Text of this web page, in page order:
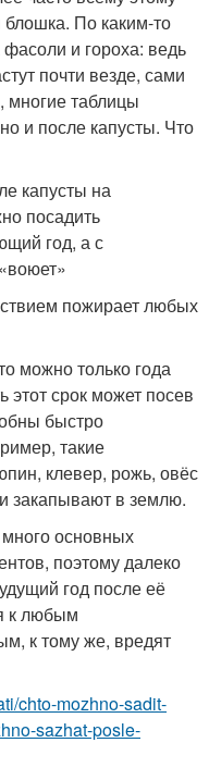
блошка. По каким-то
и гороха: ведь
почти везде, сами
многие таблицы
и после капусты. Что
пожирает любых
можно только года
этот срок может посев
быстро
такие
клевер, рожь, овёс
закапывают в землю.
основных
поэтому далеко
год после её
к любым
к тому же, вредят
chto-mozhno-sadit-
sazhat-posle-